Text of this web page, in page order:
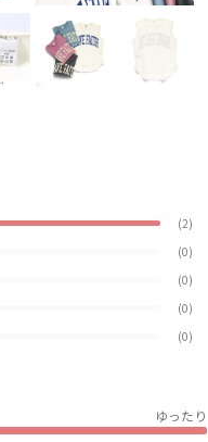
(2)
(0)
(0)
(0)
(0)
ゆったり